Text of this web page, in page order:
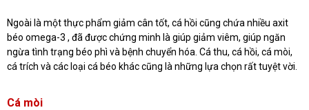
Ngoài là một thực phẩm giảm cân tốt, cá hồi cũng chứa nhiều axit
béo omega-3 , đã được chứng minh là giúp giảm viêm, giúp ngăn
ngừa tình trạng béo phì và bệnh chuyển hóa. Cá thu, cá hồi, cá mòi,
cá trích và các loại cá béo khác cũng là những lựa chọn rất tuyệt vời.
Cá mòi